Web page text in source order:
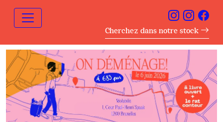
Cherchez dans notre stock